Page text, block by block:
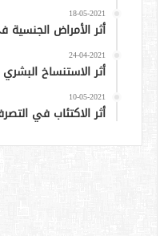
18-05-2021
أثر الأمراض الجنسية
24-04-2021
أثر الاستنساخ
10-05-2021
أثر الاكتئاب في